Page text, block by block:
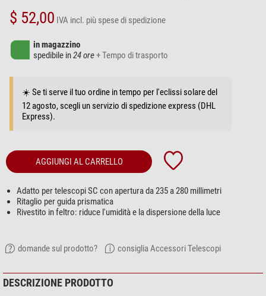
$ 52,00 IVA incl. più spese di spedizione
in magazzino
spedibile in24 ore+ Tempo di trasporto
☀️ Se ti serve il tuo ordine in tempo per l'eclissi solare del
12 agosto, scegli un servizio di spedizione express (DHL
Express).
AGGIUNGI AL CARRELLO
Adatto per telescopi SC con apertura da 235 a 280 millimetri
Ritaglio per guida prismatica
Rivestito in feltro: riduce l'umidità e la dispersione della luce
domande sul prodotto? consiglia Accessori Telescopi
DESCRIZIONE PRODOTTO